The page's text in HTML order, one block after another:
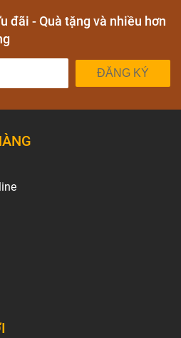
đãi - Quà tặng và nhiều hơn
ĐĂNG KÝ